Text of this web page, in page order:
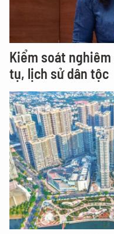
Kiểm soát
tụ, lịch sử dân tộc